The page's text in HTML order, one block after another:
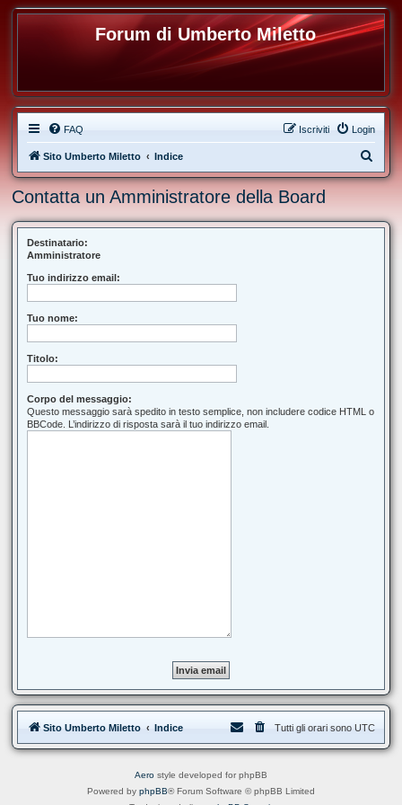
Forum di Umberto Miletto
FAQ Login
Iscriviti
Sito Umberto Miletto Indice
e
c
Contatta un Amministratore della Board
Destinatario:
Amministratore
Tuo indirizzo email:
Tuo nome:
Titolo:
Corpo del messaggio:
Questo messaggio sarà spedito in testo semplice, non includere codice HTML o
BBCode. L’indirizzo di risposta sarà il tuo indirizzo email.
Sito Umberto Miletto Indice Tutti gli orari sono UTC
Aero style developed for phpBB
Powered by phpBB® Forum Software © phpBB Limited